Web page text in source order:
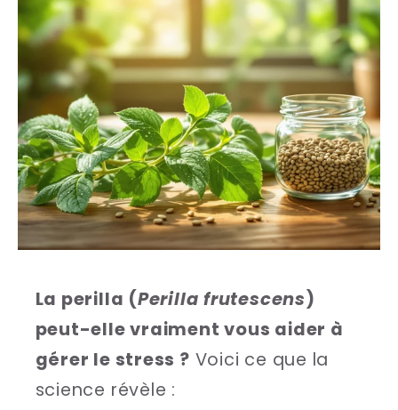
La perilla (Perilla frutescens)
peut-elle vraiment vous aider à
gérer le stress ? Voici ce que la
science révèle :